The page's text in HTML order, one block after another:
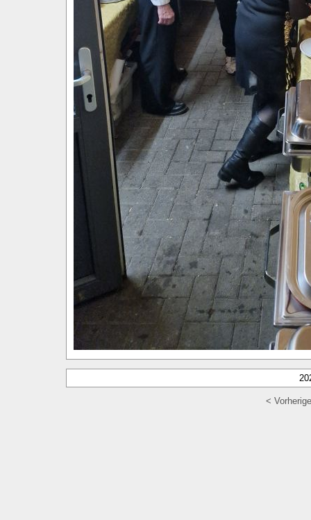
< Vorherige